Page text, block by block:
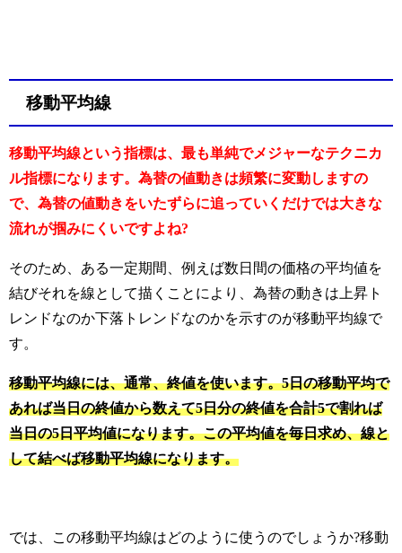
移動平均線
移動平均線という指標は、最も単純でメジャーなテクニカ
ル指標になります。為替の値動きは頻繁に変動しますの
で、為替の値動きをいたずらに追っていくだけでは大きな
流れが掴みにくいですよね?
そのため、ある一定期間、例えば数日間の価格の平均値を
結びそれを線として描くことにより、為替の動きは上昇ト
レンドなのか下落トレンドなのかを示すのが移動平均線で
す。
移動平均線には、通常、終値を使います。5日の移動平均で
あれば当日の終値から数えて5日分の終値を合計5で割れば
当日の5日平均値になります。この平均値を毎日求め、線と
して結べば移動平均線になります。
では、この移動平均線はどのように使うのでしょうか?移動